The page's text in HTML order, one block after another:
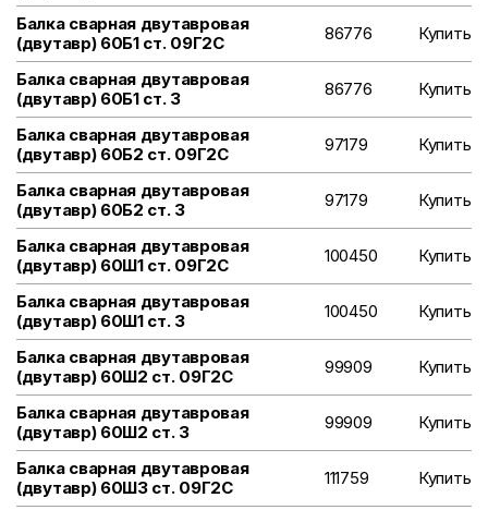
Балка сварная двутавровая
(двутавр) 60Б1 ст. 09Г2С
86776 Купить
Балка сварная двутавровая
(двутавр) 60Б1 ст. 3
86776 Купить
Балка сварная двутавровая
(двутавр) 60Б2 ст. 09Г2С
97179 Купить
Балка сварная двутавровая
(двутавр) 60Б2 ст. 3
97179 Купить
Балка сварная двутавровая
(двутавр) 60Ш1 ст. 09Г2С
100450 Купить
Балка сварная двутавровая
(двутавр) 60Ш1 ст. 3
100450 Купить
Балка сварная двутавровая
(двутавр) 60Ш2 ст. 09Г2С
99909 Купить
Балка сварная двутавровая
(двутавр) 60Ш2 ст. 3
99909 Купить
Балка сварная двутавровая
(двутавр) 60Ш3 ст. 09Г2С
111759 Купить